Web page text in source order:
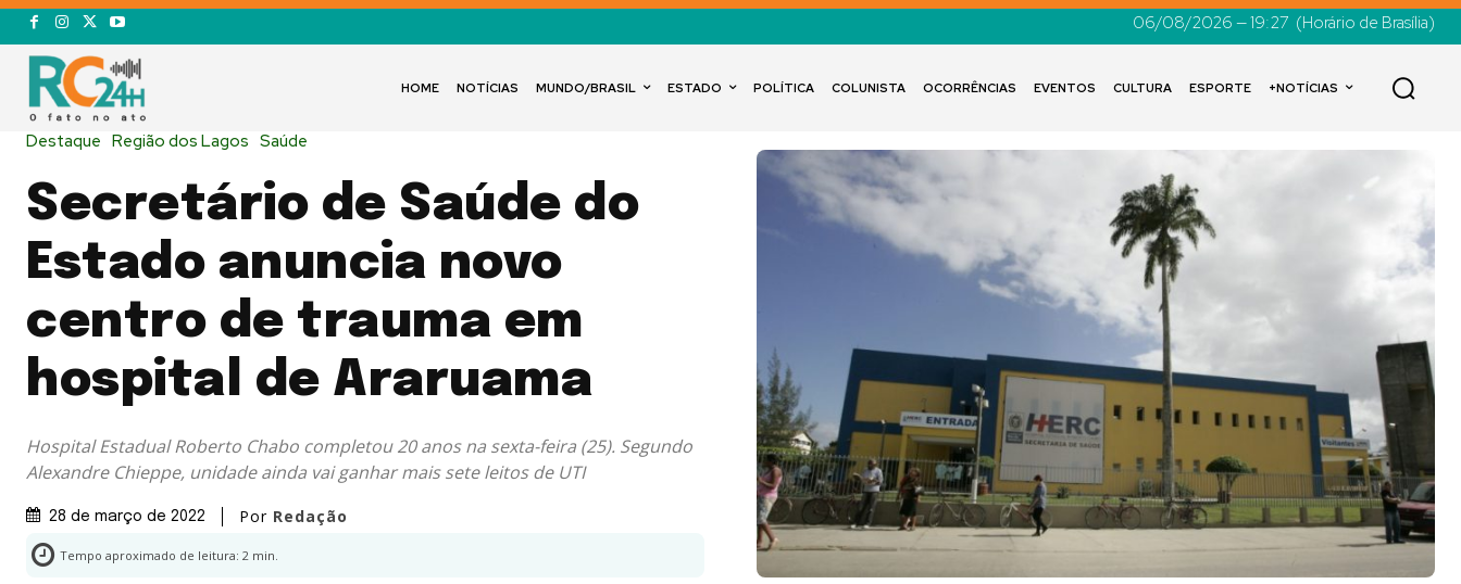
06/08/2026 — 19:27 (Horário de Brasília)
HOME NOTÍCIAS MUNDO/BRASIL ESTADO POLÍTICA COLUNISTA OCORRÊNCIAS EVENTOS CULTURA ESPORTE +NOTÍCIAS
Destaque Região dos Lagos Saúde
Secretário de Saúde do
Estado anuncia novo
centro de trauma em
hospital de Araruama
Hospital Estadual Roberto Chabo completou 20 anos na sexta-feira (25). Segundo
Alexandre Chieppe, unidade ainda vai ganhar mais sete leitos de UTI
28 de março de 2022 Por Redação
Tempo aproximado de leitura: 2 min.